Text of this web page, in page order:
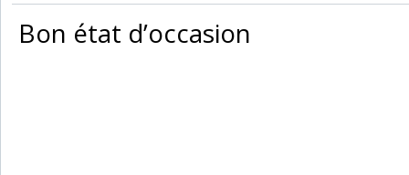
‎ Bon état d’occasion ‎